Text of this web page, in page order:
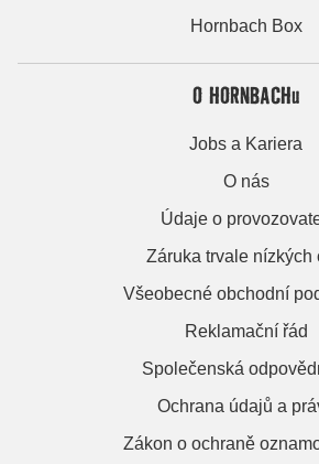
Hornbach Box
O HORNBACHu
Jobs a Kariera
O nás
Údaje o
Záruka trvale nízkých
Všeobecné obchodní
Reklamační řád
Společenská
Ochrana údajů a
Zákon o ochraně